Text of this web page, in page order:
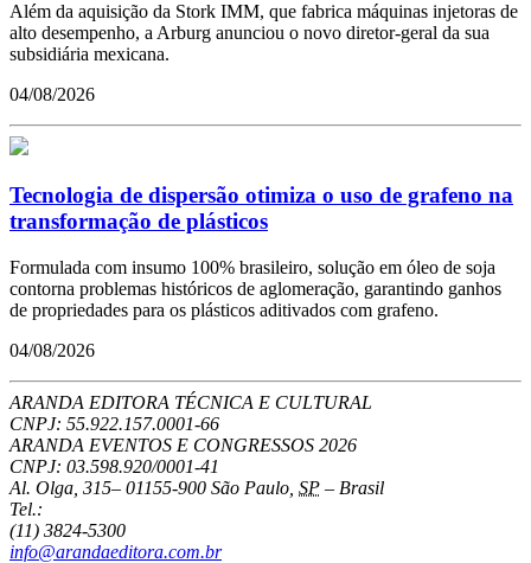
Além da aquisição da Stork IMM, que fabrica máquinas injetoras de
alto desempenho, a Arburg anunciou o novo diretor-geral da sua
subsidiária mexicana.
04/08/2026
Tecnologia de dispersão otimiza o uso de grafeno na
transformação de plásticos
Formulada com insumo 100% brasileiro, solução em óleo de soja
contorna problemas históricos de aglomeração, garantindo ganhos
de propriedades para os plásticos aditivados com grafeno.
04/08/2026
ARANDA EDITORA TÉCNICA E CULTURAL
CNPJ: 55.922.157.0001-66
ARANDA EVENTOS E CONGRESSOS 2026
CNPJ: 03.598.920/0001-41
Al. Olga, 315– 01155-900 São Paulo SP – Brasil
Tel.:
(11) 3824-5300
info@arandaeditora.com.br